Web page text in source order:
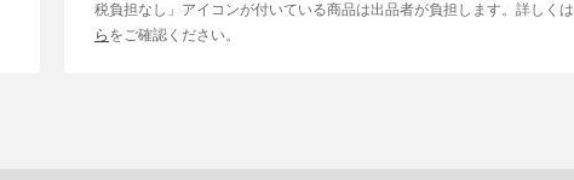
税負担なし」アイコンが付いている商品は出品者が負担します。詳しくは
ら をご確認ください。